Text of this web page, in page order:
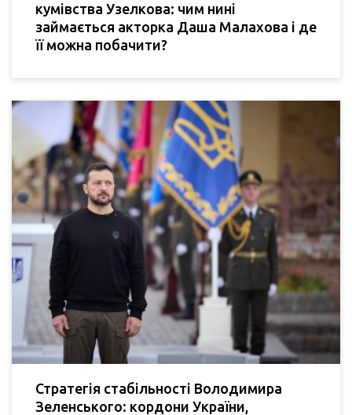
кумівства Узелкова: чим нині
займається акторка Даша Малахова і де
її можна побачити?
Стратегія стабільності Володимира
Зеленського: кордони України,